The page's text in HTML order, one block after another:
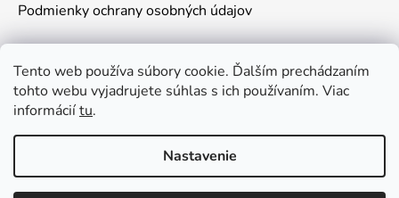
Tento web používa súbory cookie. Ďalším prechádzaním
tohto webu vyjadrujete súhlas s ich používaním. Viac
informáciítu.
Nastavenie
Podmienky ochrany osobných údajov
Prijímame online platby